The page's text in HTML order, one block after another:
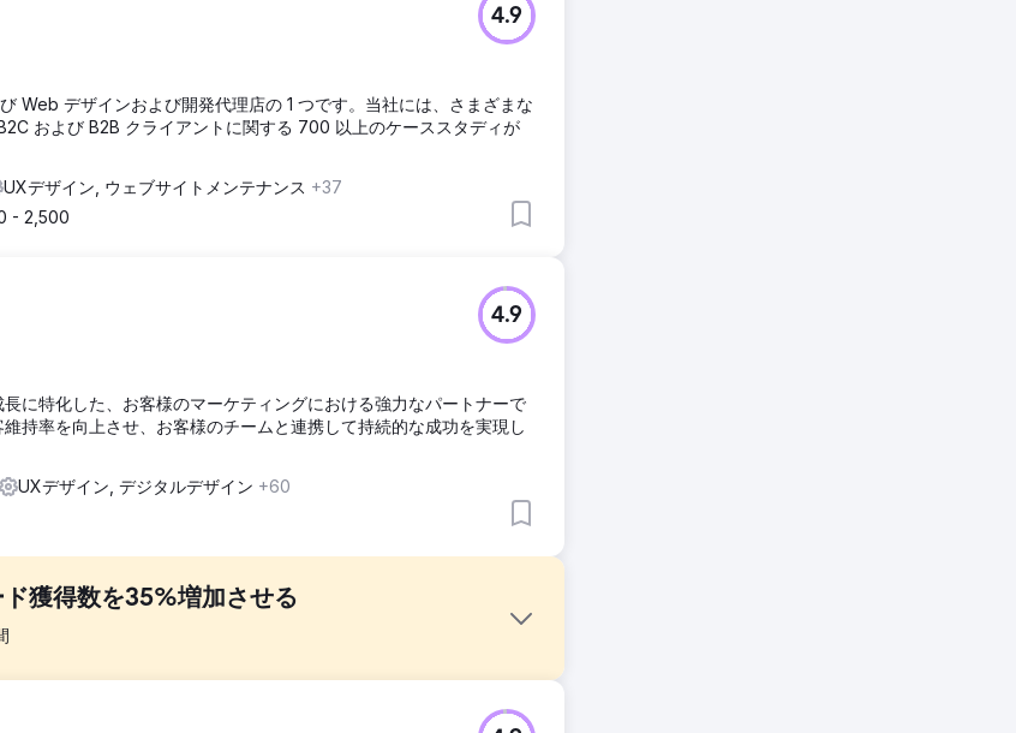
4.9
Web デザインおよび開発代理店の 1 つです。当社には、さまざまな
および B2B クライアントに関する 700 以上のケーススタディが
UXデザイン, ウェブサイトメンテナンス +37
- 2,500
4.9
に特化した、お客様のマーケティングにおける強力なパートナーで
持率を向上させ、お客様のチームと連携して持続的な成功を実現し
UXデザイン, デジタルデザイン +60
獲得数を35%増加させる